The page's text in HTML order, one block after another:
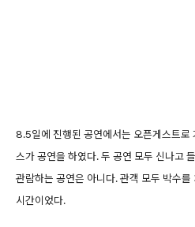
8.5일에 진행된 공연에서는 오픈게스트로
스가 공연을 하였다. 두 공연 모두 신나고
관람하는 공연은 아니다. 관객 모두 박수
시간이었다.